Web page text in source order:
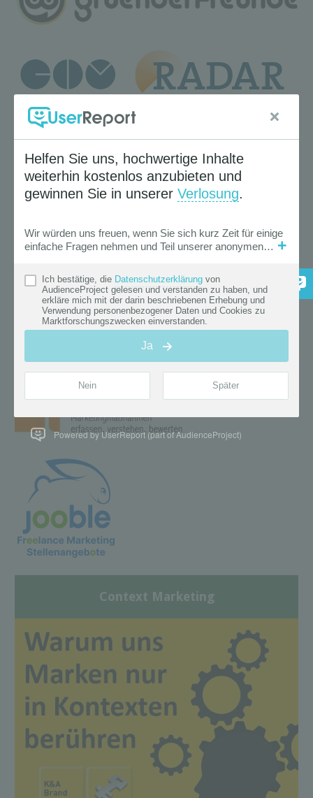
Context Marketing
Powered by UserReport (part of AudienceProject)